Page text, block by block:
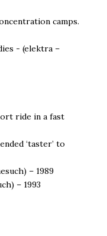
camps.
- (elektra –
ride in a fast
‘taster’ to
– 1989
– 1993